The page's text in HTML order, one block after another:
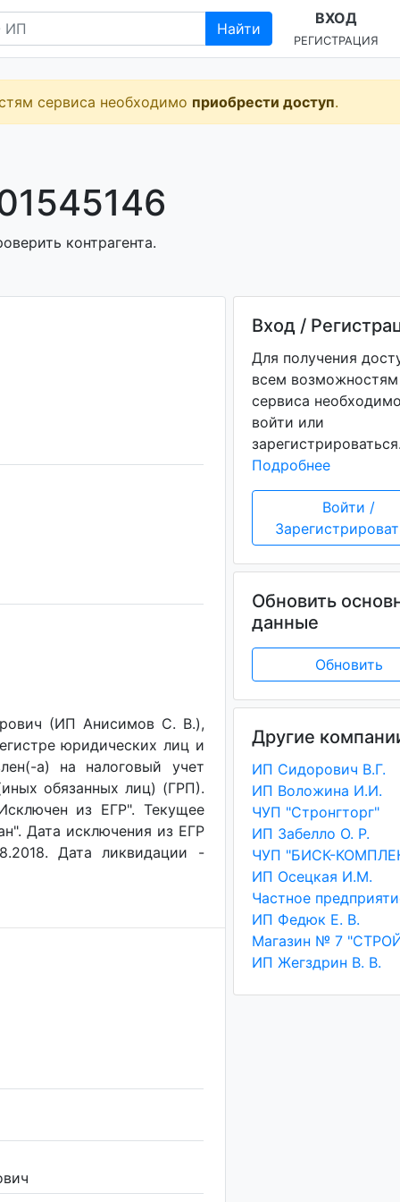
Найти
ВХОД
РЕГИСТРАЦИЯ
сервиса необходимо приобрести доступ.
контрагента.
(ИП Анисимов С. В.),
юридических лиц и
a) на налоговый учет
обязанных лиц) (ГРП).
из ЕГР". Текущее
Дата исключения из ЕГР
Дата ликвидации -
Вход /
Для получения
всем возможностям
сервиса
войти или
Подробнее
Войти /
Обновить
данные
Обновить
Другие
ИП Сидорович В.Г.
ИП Воложина И.И.
ЧУП "Стронгторг"
ИП Забелло О. Р.
ЧУП "БИСК-
ИП Осецкая И.М.
ИП Федюк Е. В.
ИП Жегздрин В. В.